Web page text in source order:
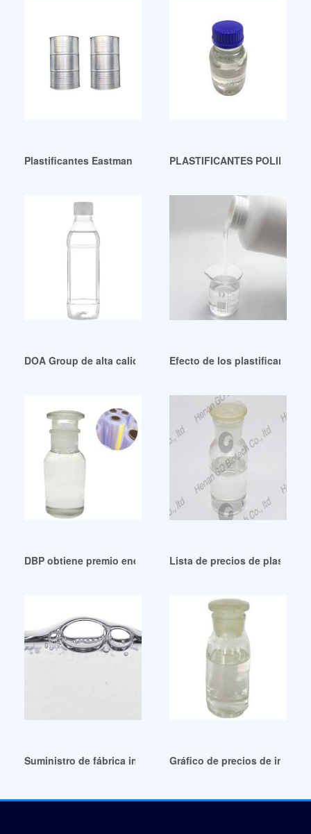
Plastificantes Eastman de grado industrial para gráficos
PLASTIFICANTES
DOA Group de alta calidad: Go Global Made Easy
Efecto de los plastificantes
DBP obtiene premio energético de Venezuela
Lista de precios de
Suministro de fábrica industrial cirebon DOP ulir paralon
Gráfico de precios de